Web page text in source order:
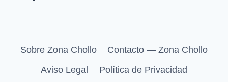
Sobre Zona Chollo
Contacto — Zona Chollo
Aviso Legal
Política de Privacidad